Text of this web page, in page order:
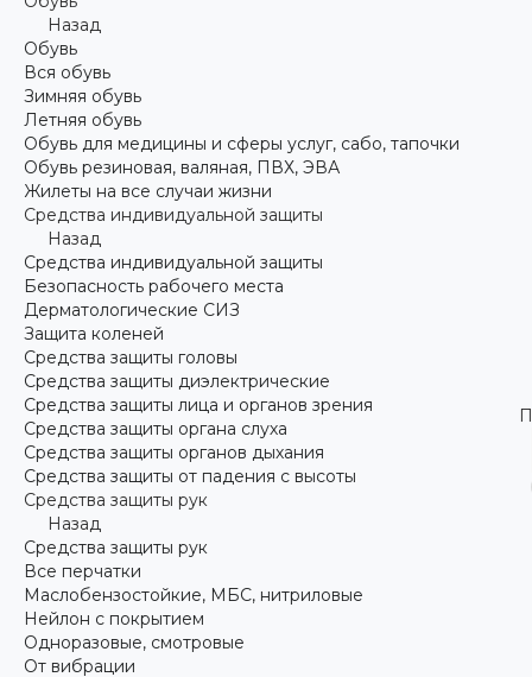
Назад
Обувь
Вся обувь
Зимняя обувь
Летняя обувь
Обувь для медицины и сферы услуг, сабо, тапочки
Обувь резиновая, валяная, ПВХ, ЭВА
Жилеты на все случаи жизни
Средства индивидуальной защиты
Назад
Средства индивидуальной защиты
Безопасность рабочего места
Дерматологические СИЗ
Защита коленей
Средства защиты головы
Средства защиты диэлектрические
Средства защиты лица и органов зрения
Средства защиты органа слуха
Средства защиты органов дыхания
Средства защиты от падения с высоты
Средства защиты рук
Назад
Средства защиты рук
Все перчатки
Маслобензостойкие, МБС, нитриловые
Нейлон с покрытием
Одноразовые, смотровые
От вибрации